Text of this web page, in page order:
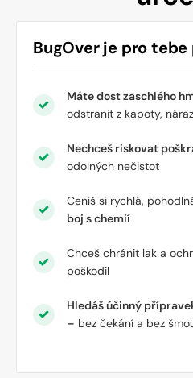
BugOver je pro tebe
Máte dost zaschlého
odstranit z kapoty,
Nechceš riskovat
odolných nečistot
Ceníš si rychlá,
boj s chemií
Chceš chránit lak a
poškodil
Hledáš účinný
– bez čekání a bez